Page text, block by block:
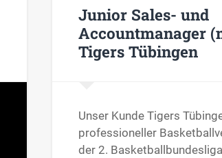
Junior Sales- und
Accountmanager
Tigers Tübingen
Unser Kunde Tigers
professioneller
der 2.